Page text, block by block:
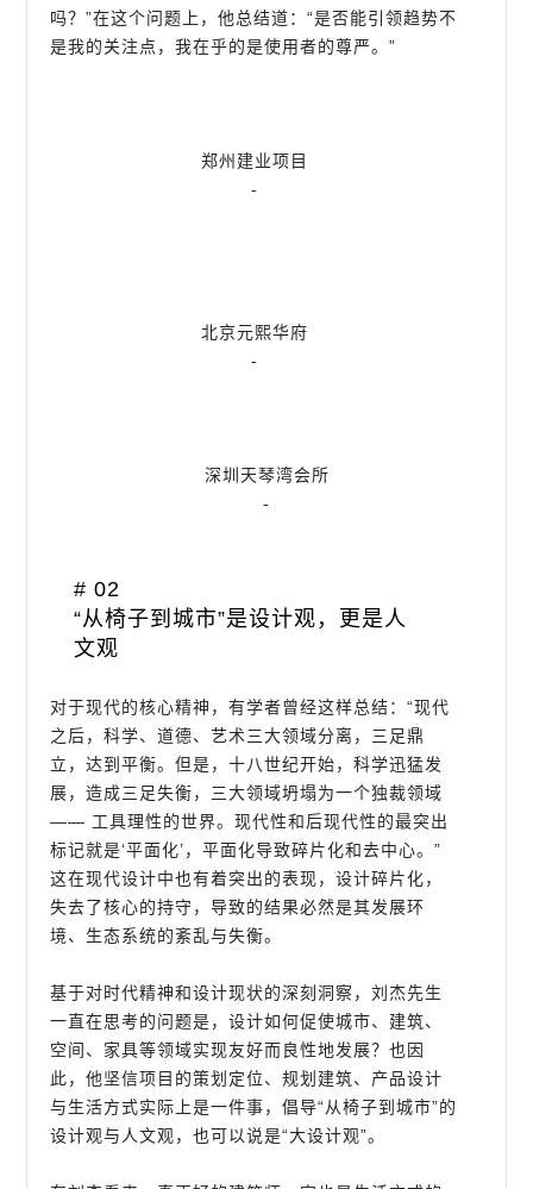
吗？”在这个问题上，他总结道：“是否能引领趋势不
是我的关注点，我在乎的是使用者的尊严。”
郑州建业项目
-
北京元熙华府
-
深圳天琴湾会所
-
# 02
“从椅子到城市”是设计观，更是人
文观
对于现代的核心精神，有学者曾经这样总结：“现代
之后，科学、道德、艺术三大领域分离，三足鼎
立，达到平衡。但是，十八世纪开始，科学迅猛发
展，造成三足失衡，三大领域坍塌为一个独裁领域
—— 工具理性的世界。现代性和后现代性的最突出
标记就是‘平面化’，平面化导致碎片化和去中心。”
这在现代设计中也有着突出的表现，设计碎片化，
失去了核心的持守，导致的结果必然是其发展环
境、生态系统的紊乱与失衡。
基于对时代精神和设计现状的深刻洞察，刘杰先生
一直在思考的问题是，设计如何促使城市、建筑、
空间、家具等领域实现友好而良性地发展？也因
此，他坚信项目的策划定位、规划建筑、产品设计
与生活方式实际上是一件事，倡导“从椅子到城市”的
设计观与人文观，也可以说是“大设计观”。